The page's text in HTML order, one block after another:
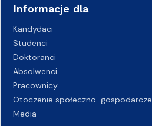
Informacje dla
Kandydaci
Studenci
Doktoranci
Absolwenci
Pracownicy
Otoczenie społeczno-gospodarcze
Media